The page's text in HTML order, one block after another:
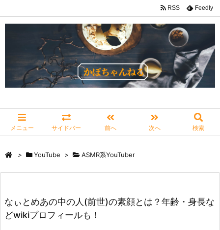
メニュー サイドバー 前へ 次へ 検索
RSS Feedly
> YouTube > ASMR系YouTuber
なぃとめあの中の人(前世)の素顔とは？年齢・身長な
どwikiプロフィールも！